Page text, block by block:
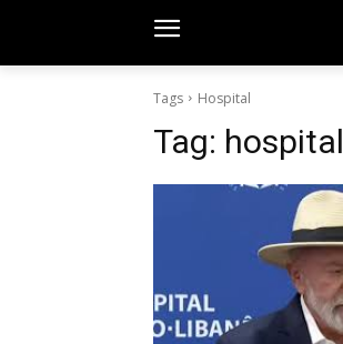
Tags Hospital
Tag: hospital